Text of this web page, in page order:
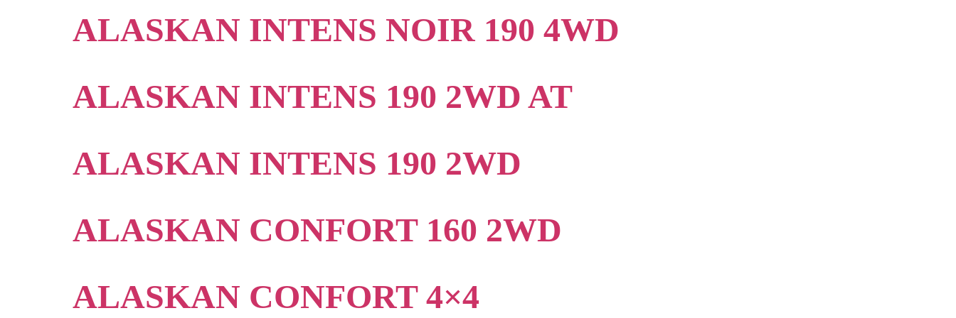
ALASKAN INTENS NOIR 190 4WD
ALASKAN INTENS 190 2WD AT
ALASKAN INTENS 190 2WD
ALASKAN CONFORT 160 2WD
ALASKAN CONFORT 4×4